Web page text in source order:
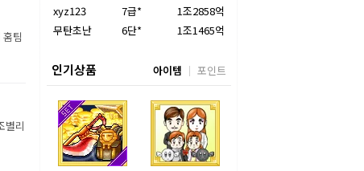
팀
별리
xyz123
7급*
1조2858억
무탄초난
6단* 1조1465억
인기상품 아이템 포인트